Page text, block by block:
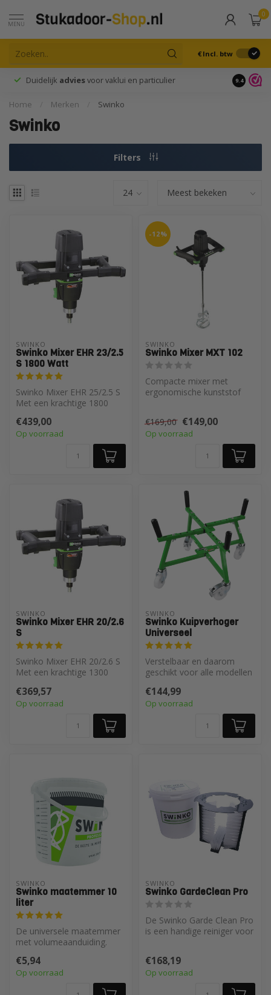
MENU
0
€ Incl. btw
Duidelijk adviesvoor vaklui en particulier 9.4
Home Merken Swinko
Swinko
Filters
SWINKO
Swinko Mixer EHR 23/2.5
S 1800 Watt
Swinko Mixer EHR 25/2.5 S
Met een krachtige 1800
€439,00
Op voorraad
-12%
SWINKO
Swinko Mixer MXT 102
Compacte mixer met
ergonomische kunststof
€169,00 €149,00
Op voorraad
SWINKO
Swinko Mixer EHR 20/2.6
S
Swinko Mixer EHR 20/2.6 S
Met een krachtige 1300
€369,57
Op voorraad
SWINKO
Swinko Kuipverhoger
Universeel
Verstelbaar en daarom
geschikt voor alle modellen
liter
€144,99
Op voorraad
SWINKO
Swinko maatemmer 10
liter
De universele maatemmer
met volumeaanduiding.
maatemmer m...
€5,94
Op voorraad
SWINKO
Swinko GardeClean Pro
De Swinko Garde Clean Pro
is een handige reiniger voor
€168,19
Op voorraad